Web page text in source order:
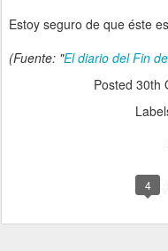
Estoy seguro de que éste
(Fuente: "El diario del Fin
Posted 30th
4